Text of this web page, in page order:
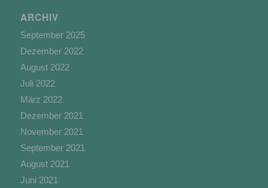
ARCHIV
September 2025
Dezember 2022
August 2022
Juli 2022
März 2022
Dezember 2021
November 2021
September 2021
August 2021
Juni 2021
Einschränkung der Verarbeitung ist die
Markierung gespeicherter personenbezogener
einzuschränken.
e) Profiling
Profiling ist jede Art der automatisierten
Verarbeitung personenbezogener Daten, die
Daten verwendet werden, um bestimmte
persönliche Aspekte, die sich auf eine natürliche